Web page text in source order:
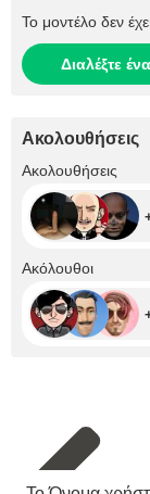
Το μοντέλο δεν
Διαλέξτε
Ακολουθήσεις
Ακολουθήσεις
Ακόλουθοι